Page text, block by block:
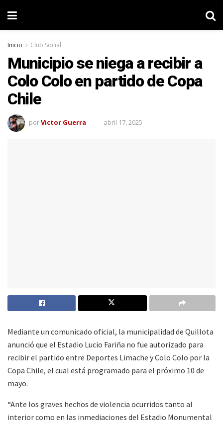
Inicio Club Social
Municipio se niega a recibir a
Colo Colo en partido de Copa
Chile
porVictor Guerra abril 17, 2025
Mediante un comunicado oficial, la municipalidad de Quillota
anunció que el Estadio Lucio Fariña no fue autorizado para
recibir el partido entre Deportes Limache y Colo Colo por la
Copa Chile, el cual está programado para el próximo 10 de
mayo.
“Ante los graves hechos de violencia ocurridos tanto al
interior como en las inmediaciones del Estadio Monumental